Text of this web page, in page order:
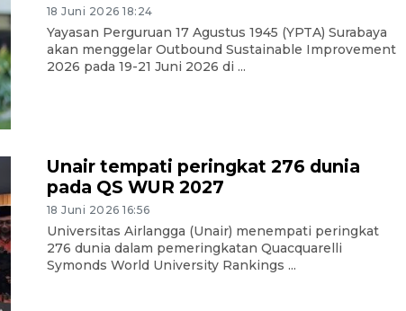
18 Juni 2026 18:24
Yayasan Perguruan 17 Agustus 1945 (YPTA) Surabaya
akan menggelar Outbound Sustainable Improvement
2026 pada 19-21 Juni 2026 di ...
Unair tempati peringkat 276 dunia
pada QS WUR 2027
18 Juni 2026 16:56
Universitas Airlangga (Unair) menempati peringkat
276 dunia dalam pemeringkatan Quacquarelli
Symonds World University Rankings ...
Niyama Tulungagung
7 Agustus 2026 14:36